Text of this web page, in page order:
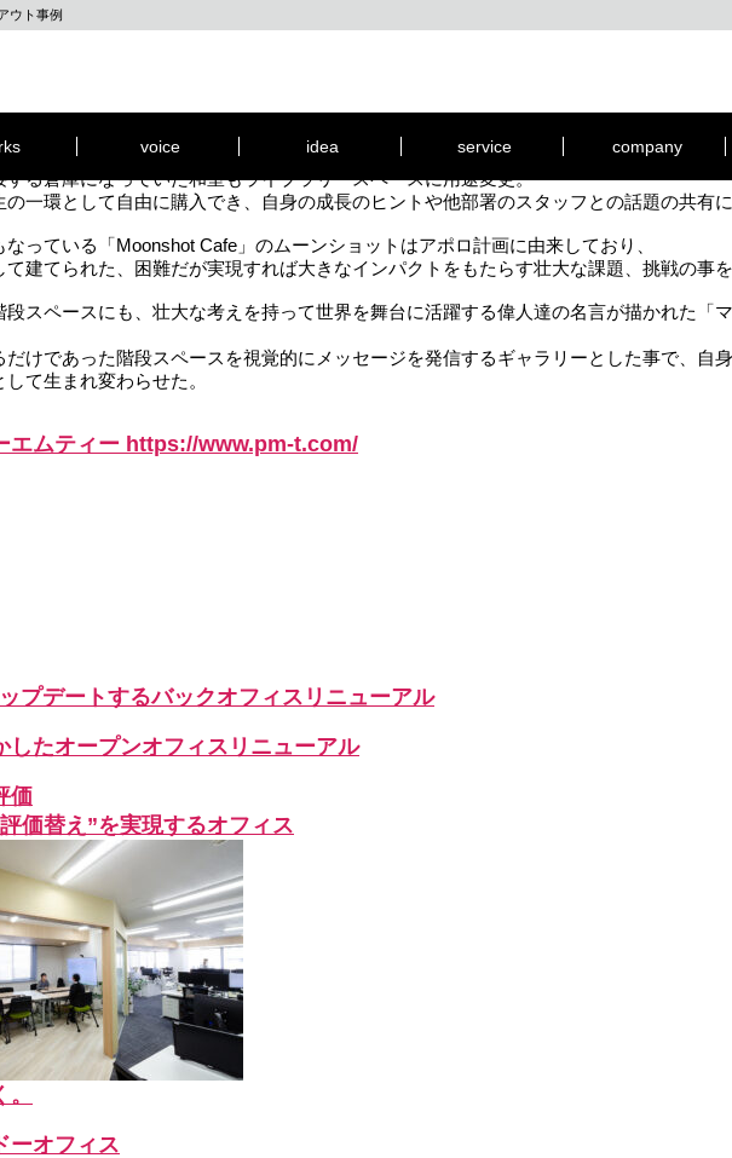
ウト事例
voice idea service company
トルを視覚化する“SHINKA(進化)ギャラリー”
署毎に棟を跨ぎ横断的にワークスペースを持つ同社。
クトでは出退勤やランチタイムに必ず立ち寄る食堂スペースを多目的に利用できる空間に
する倉庫になっていた和室もライブラリースペースに用途変更。
一環として自由に購入でき、自身の成長のヒントや他部署のスタッフとの話題の共有に
っている「Moonshot Cafe」のムーンショットはアポロ計画に由来しており、
建てられた、困難だが実現すれば大きなインパクトをもたらす壮大な課題、挑戦の事を
段スペースにも、壮大な考えを持って世界を舞台に活躍する偉人達の名言が描かれた「
だけであった階段スペースを視覚的にメッセージを発信するギャラリーとした事で、自
て生まれ変わらせた。
エムティー https://www.pm-t.com/
プデートするバックオフィスリニューアル
したオープンオフィスリニューアル
価
価替え”を実現するオフィス
ーオフィス